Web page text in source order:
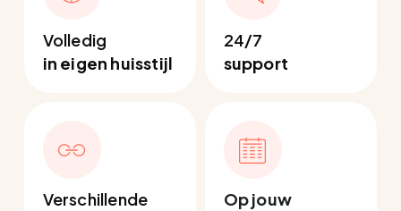
Volledig
in eigen huisstijl
24/7
support
Verschillende
Op jouw